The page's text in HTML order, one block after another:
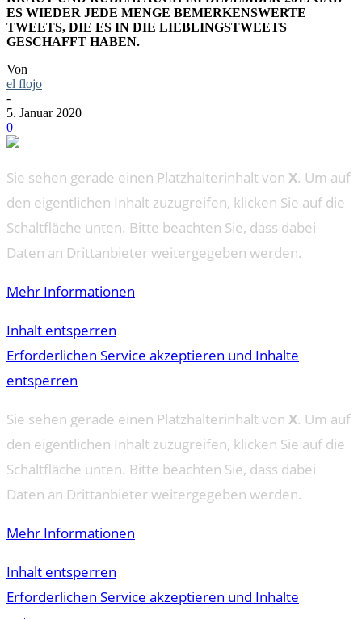
ES WIEDER JEDE MENGE BEMERKENSWERTE
TWEETS, DIE ES IN DIE LIEBLINGSTWEETS
GESCHAFFT HABEN.
Von
el flojo
-
5. Januar 2020
0
Sie sehen gerade einen Platzhalterinhalt von X. Um auf
den eigentlichen Inhalt zuzugreifen, klicken Sie auf die
Schaltfläche unten. Bitte beachten Sie, dass dabei
Daten an Drittanbieter weitergegeben werden.
Mehr Informationen
Inhalt entsperren
Erforderlichen Service akzeptieren und Inhalte
entsperren
Sie sehen gerade einen Platzhalterinhalt von X. Um auf
den eigentlichen Inhalt zuzugreifen, klicken Sie auf die
Schaltfläche unten. Bitte beachten Sie, dass dabei
Daten an Drittanbieter weitergegeben werden.
Mehr Informationen
Inhalt entsperren
Erforderlichen Service akzeptieren und Inhalte